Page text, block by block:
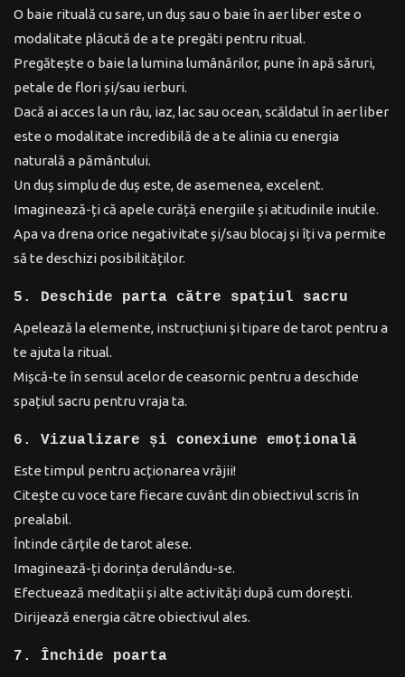
fost:
65,00 lei.
60,00 lei.
O baie rituală cu sare, un duș sau o baie în aer liber este o
modalitate plăcută de a te pregăti pentru ritual.
Pregătește o baie la lumina lumânărilor, pune în apă săruri,
petale de flori și/sau ierburi.
Dacă ai acces la un râu, iaz, lac sau ocean, scăldatul în aer liber
este o modalitate incredibilă de a te alinia cu energia
naturală a pământului.
Un duș simplu de duș este, de asemenea, excelent.
Imaginează-ți că apele curăță energiile și atitudinile inutile.
Apa va drena orice negativitate și/sau blocaj și îți va permite
să te deschizi posibilităților.
5. Deschide parta către spațiul sacru
Apelează la elemente, instrucțiuni și tipare de tarot pentru a
te ajuta la ritual.
Mișcă-te în sensul acelor de ceasornic pentru a deschide
spațiul sacru pentru vraja ta.
6. Vizualizare și conexiune emoțională
Este timpul pentru acționarea vrăjii!
Citește cu voce tare fiecare cuvânt din obiectivul scris în
prealabil.
Întinde cărțile de tarot alese.
Imaginează-ți dorința derulându-se.
Efectuează meditații și alte activități după cum dorești.
Dirijează energia către obiectivul ales.
7. Închide poarta